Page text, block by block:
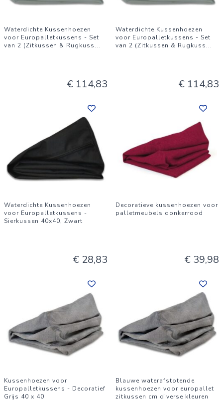
Waterdichte Kussenhoezen
voor Europalletkussens - Set
van 2 (Zitkussen & Rugkuss...
€ 114,83
Waterdichte Kussenhoezen
voor Europalletkussens - Set
van 2 (Zitkussen & Rugkuss...
€ 114,83
Waterdichte Kussenhoezen
voor Europalletkussens -
Sierkussen 40x40, Zwart
€ 28,83
Decoratieve kussenhoezen voor
palletmeubels donkerrood
€ 39,98
Kussenhoezen voor
Europalletkussens - Decoratief
Grijs 40 x 40
Blauwe waterafstotende
kussenhoezen voor europallet
zitkussen cm diverse kleuren